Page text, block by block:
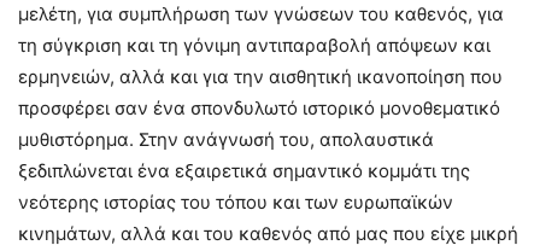
μελέτη, για συμπλήρωση των γνώσεων του καθενός, για
τη σύγκριση και τη γόνιμη αντιπαραβολή απόψεων και
ερμηνειών, αλλά και για την αισθητική ικανοποίηση που
προσφέρει σαν ένα σπονδυλωτό ιστορικό μονοθεματικό
μυθιστόρημα. Στην ανάγνωσή του, απολαυστικά
ξεδιπλώνεται ένα εξαιρετικά σημαντικό κομμάτι της
νεότερης ιστορίας του τόπου και των ευρωπαϊκών
κινημάτων, αλλά και του καθενός από μας που είχε μικρή